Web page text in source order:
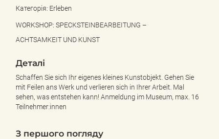
Категорія: Erleben
WORKSHOP: SPECKSTEINBEARBEITUNG –
ACHTSAMKEIT UND KUNST
Деталі
Schaffen Sie sich Ihr eigenes kleines Kunstobjekt. Gehen Sie
mit Feilen ans Werk und verlieren sich in Ihrer Arbeit. Mal
sehen, was entstehen kann! Anmeldung im Museum, max. 16
Teilnehmer:innen
З першого погляду